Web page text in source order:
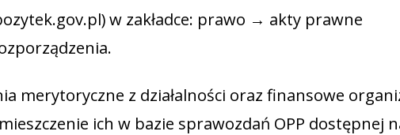
w zakładce: prawo → akty prawne
merytoryczne z działalności oraz finansowe
ich w bazie sprawozdań OPP dostępnej